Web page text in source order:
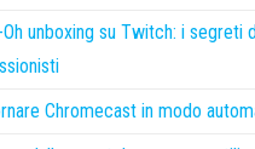
Oh unboxing su Twitch: i segreti
Chromecast in modo